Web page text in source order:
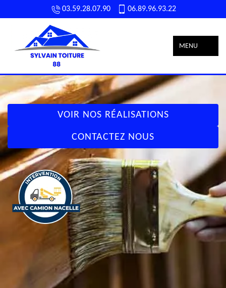
03.59.28.07.90 06.89.96.93.22
MENU
VOIR NOS RÉALISATIONS
CONTACTEZ NOUS